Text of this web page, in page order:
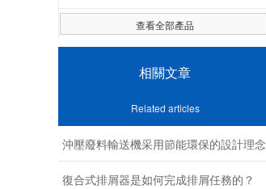
查看全部產品
相關文章
Related articles
沖壓廢料輸送機采用節能環保的設計理念
復合式排屑器是如何完成排屑任務的？